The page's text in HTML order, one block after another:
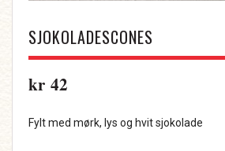
SJOKOLADESCONES
kr 42
Fylt med mørk, lys og hvit sjokolade